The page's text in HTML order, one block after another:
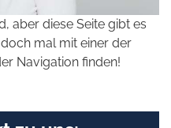
aber diese Seite gibt es
mal mit einer der
Navigation finden!